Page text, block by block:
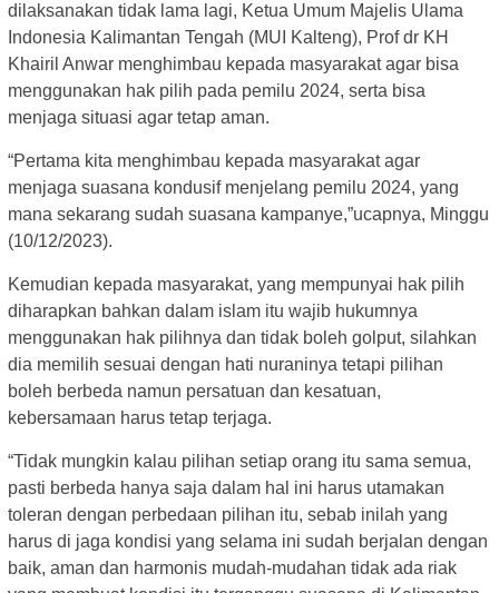
dilaksanakan tidak lama lagi, Ketua Umum Majelis Ulama
Indonesia Kalimantan Tengah (MUI Kalteng), Prof dr KH
Khairil Anwar menghimbau kepada masyarakat agar bisa
menggunakan hak pilih pada pemilu 2024, serta bisa
menjaga situasi agar tetap aman.
“Pertama kita menghimbau kepada masyarakat agar
menjaga suasana kondusif menjelang pemilu 2024, yang
mana sekarang sudah suasana kampanye,”ucapnya, Minggu
(10/12/2023).
Kemudian kepada masyarakat, yang mempunyai hak pilih
diharapkan bahkan dalam islam itu wajib hukumnya
menggunakan hak pilihnya dan tidak boleh golput, silahkan
dia memilih sesuai dengan hati nuraninya tetapi pilihan
boleh berbeda namun persatuan dan kesatuan,
kebersamaan harus tetap terjaga.
“Tidak mungkin kalau pilihan setiap orang itu sama semua,
pasti berbeda hanya saja dalam hal ini harus utamakan
toleran dengan perbedaan pilihan itu, sebab inilah yang
harus di jaga kondisi yang selama ini sudah berjalan dengan
baik, aman dan harmonis mudah-mudahan tidak ada riak